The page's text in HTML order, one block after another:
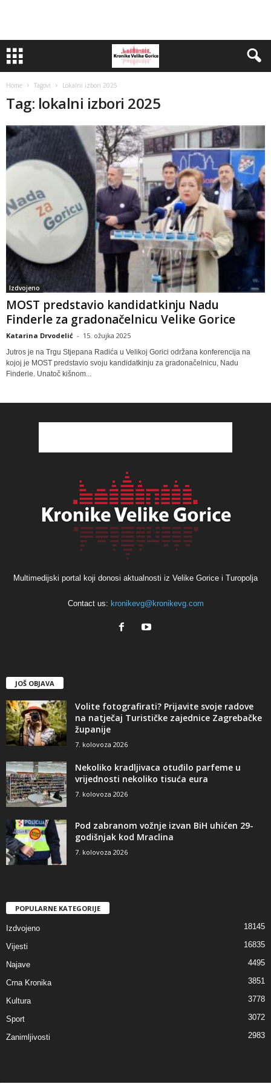
Home Tagovi Lokalni izbori 2025
Tag: lokalni izbori 2025
Izdvojeno
MOST predstavio kandidatkinju Nadu
Finderle za gradonačelnicu Velike Gorice
Katarina Drvodelić - 15. ožujka 2025
Jutros je na Trgu Stjepana Radića u Velikoj Gorici održana konferencija na
kojoj je MOST predstavio svoju kandidatkinju za gradonačelnicu, Nadu
Finderle. Unatoč kišnom...
Multimedijski portal koji donosi aktualnosti iz Velike Gorice i Turopolja
Contact us: kronikevg@kronikevg.com
JOŠ OBJAVA
Volite fotografirati? Prijavite svoje radove
na natječaj Turističke zajednice Zagrebačke
županije
7. kolovoza 2026
Nekoliko kradljivaca otuđilo parfeme u
vrijednosti nekoliko tisuća eura
7. kolovoza 2026
Pod zabranom vožnje izvan BiH uhićen 29-
godišnjak kod Mraclina
7. kolovoza 2026
POPULARNE KATEGORIJE
Izdvojeno 18145
Vijesti 16835
Najave 4495
Crna Kronika 3851
Kultura 3778
Sport 3072
Zanimljivosti 2983